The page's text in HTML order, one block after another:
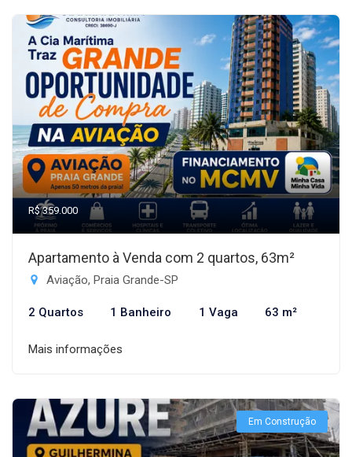
R$ 359.000
Apartamento à Venda com 2 quartos, 63m²
Aviação, Praia Grande-SP
2 Quartos 1 Banheiro 1 Vaga 63 m²
Mais informações
Em Construção